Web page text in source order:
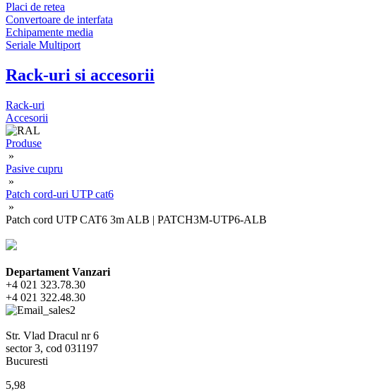
Placi de retea
Convertoare de interfata
Echipamente media
Seriale Multiport
Rack-uri si accesorii
Rack-uri
Accesorii
Produse
»
Pasive cupru
»
Patch cord-uri UTP cat6
»
Patch cord UTP CAT6 3m ALB | PATCH3M-UTP6-ALB
Departament Vanzari
+4 021 323.78.30
+4 021 322.48.30
Str. Vlad Dracul nr 6
sector 3, cod 031197
Bucuresti
5,98